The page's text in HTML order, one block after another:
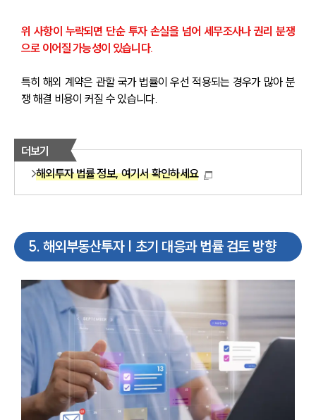
대륜법률상담예약
위 사항이 누락되면 단순 투자 손실을 넘어 세무조사나 권리 분쟁
으로 이어질 가능성이 있습니다.
특히 해외 계약은 관할 국가 법률이 우선 적용되는 경우가 많아 분
쟁 해결 비용이 커질 수 있습니다.
더보기
해외투자 법률 정보, 여기서 확인하세요
5. 해외부동산투자 | 초기 대응과 법률 검토 방향